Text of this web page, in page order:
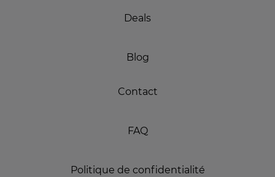
Deals
Blog
Contact
FAQ
Politique de confidentialité